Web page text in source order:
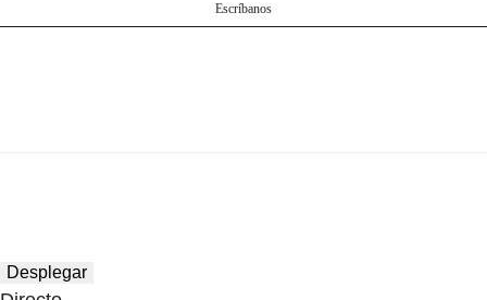
Escríbanos
Desplegar